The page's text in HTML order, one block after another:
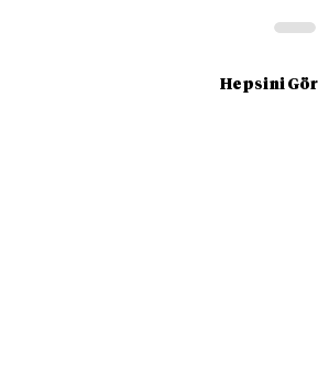
Hepsini Gör